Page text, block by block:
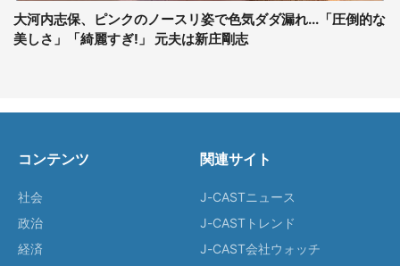
大河内志保、ピンクのノースリ姿で色気ダダ漏れ...「圧倒的な
美しさ」「綺麗すぎ!」 元夫は新庄剛志
コンテンツ
社会
政治
経済
関連サイト
J-CASTニュース
J-CASTトレンド
J-CAST会社ウォッチ